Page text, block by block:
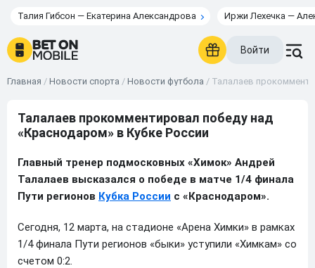
Талия Гибсон — Екатерина Александрова Иржи Лехечка —
Войти
Главная / Новости спорта / Новости футбола / Талалаев
Талалаев прокомментировал победу над
«Краснодаром» в Кубке России
Главный тренер подмосковных «Химок» Андрей
Талалаев высказался о победе в матче 1/4 финала
Пути регионов Кубка России с «Краснодаром».
Сегодня, 12 марта, на стадионе «Арена Химки» в рамках
1/4 финала Пути регионов «быки» уступили «Химкам» со
счетом 0:2.